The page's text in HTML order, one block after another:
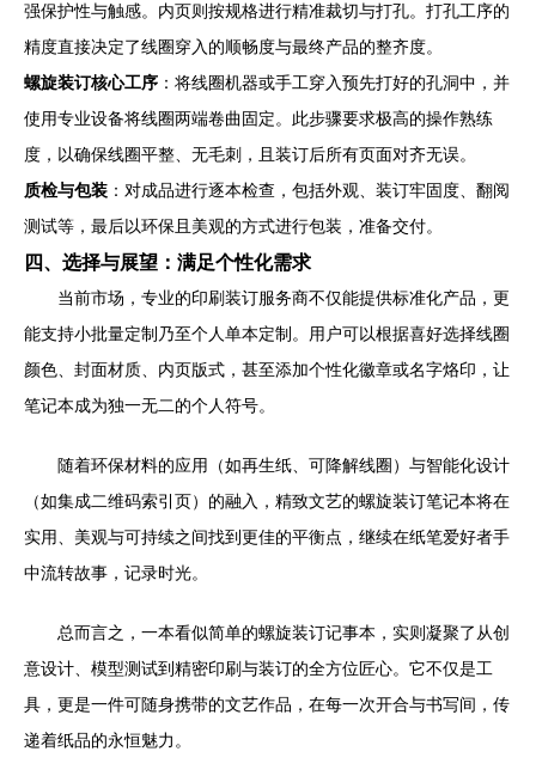
强保护性与触感。内页则按规格进行精准裁切与打孔。打孔工序的
精度直接决定了线圈穿入的顺畅度与最终产品的整齐度。
螺旋装订核心工序 ：将线圈机器或手工穿入预先打好的孔洞中，并
使用专业设备将线圈两端卷曲固定。此步骤要求极高的操作熟练
度，以确保线圈平整、无毛刺，且装订后所有页面对齐无误。
质检与包装 ：对成品进行逐本检查，包括外观、装订牢固度、翻阅
测试等，最后以环保且美观的方式进行包装，准备交付。
四、选择与展望：满足个性化需求
当前市场，专业的印刷装订服务商不仅能提供标准化产品，更
能支持小批量定制乃至个人单本定制。用户可以根据喜好选择线圈
颜色、封面材质、内页版式，甚至添加个性化徽章或名字烙印，让
笔记本成为独一无二的个人符号。
随着环保材料的应用（如再生纸、可降解线圈）与智能化设计
（如集成二维码索引页）的融入，精致文艺的螺旋装订笔记本将在
实用、美观与可持续之间找到更佳的平衡点，继续在纸笔爱好者手
中流转故事，记录时光。
总而言之，一本看似简单的螺旋装订记事本，实则凝聚了从创
意设计、模型测试到精密印刷与装订的全方位匠心。它不仅是工
具，更是一件可随身携带的文艺作品，在每一次开合与书写间，传
递着纸品的永恒魅力。